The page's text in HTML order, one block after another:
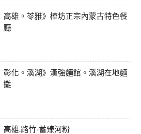
高雄。苓雅》樺坊正宗內蒙古特色餐
廳
彰化。溪湖》漢強麵館。溪湖在地麵
攤
高雄.路竹-蓄臻河粉